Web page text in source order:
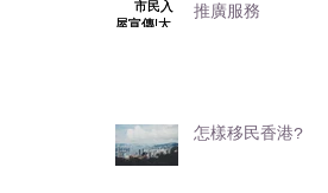
推廣服務
怎樣移民香港?